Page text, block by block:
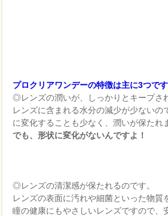
プロクリアワンデーの特徴は主に3つです
◎レンズの潤いが、しっかりとキープさ
レンズに含まれる水分の減少が少ないの
に変化することも少なく、潤いが保たれ
でも、形状に変化がないんですよ！
◎レンズの清潔感が保たれるのです。
レンズの表面に汚れや細菌といった物質
瞳の健康にもやさしいレンズですので、